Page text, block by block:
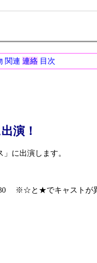
関連 連絡 目次
演！
に出演します。
※☆と★でキャストが